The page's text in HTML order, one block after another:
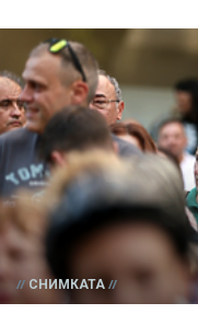
СНИМКАТА